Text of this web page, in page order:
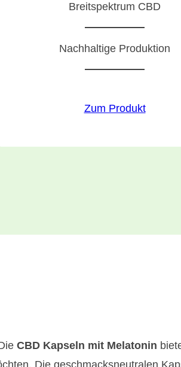
Breitspektrum CBD
Nachhaltige Produktion
Zum Produkt
CBD Kapseln mit Melatonin
Die geschmacksneutralen